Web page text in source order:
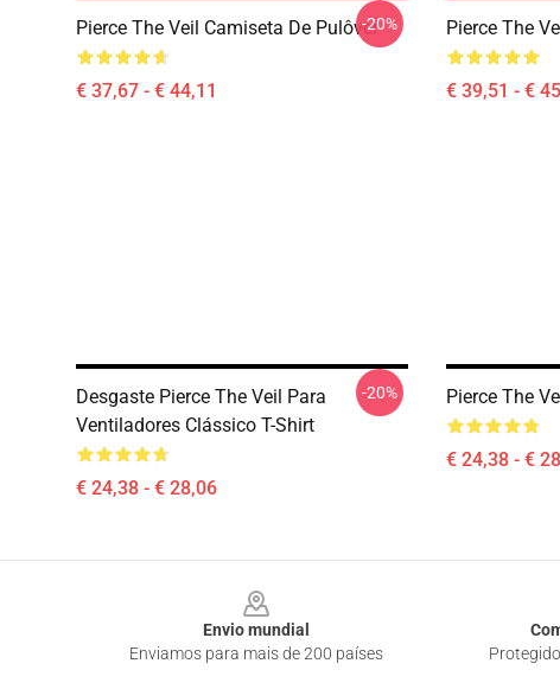
Pierce The Veil Camiseta De Pulôver
€ 37,67 - € 44,11
-20% Pierce The
€ 39,51 - €
Desgaste Pierce The Veil Para
Ventiladores Clássico T-Shirt
€ 24,38 - € 28,06
-20% Pierce The
€ 24,38 - €
Envio mundial
Enviamos para mais de 200 países